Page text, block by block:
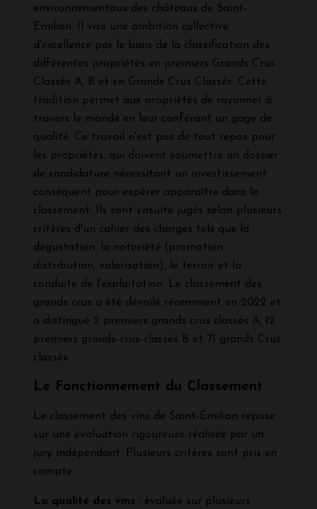
environnementaux des châteaux de Saint-
Emilion. Il vise une ambition collective
d'excellence par le biais de la classification des
différentes propriétés en premiers Grands Crus
Classés A, B et en Grands Crus Classés. Cette
tradition permet aux propriétés de rayonner à
travers le monde en leur conférant un gage de
qualité. Ce travail n'est pas de tout repos pour
les propriétés, qui doivent soumettre un dossier
de candidature nécessitant un investissement
conséquent pour espérer apparaître dans le
classement. Ils sont ensuite jugés selon plusieurs
critères d'un cahier des charges tels que la
dégustation, la notoriété (promotion,
distribution, valorisation), le terroir et la
conduite de l'exploitation. Le classement des
grands crus a été dévoilé récemment en 2022 et
a distingué 2 premiers grands crus classés A, 12
premiers grands crus classés B et 71 grands Crus
classés
Le Fonctionnement du Classement
Le classement des vins de Saint-Émilion repose
sur une évaluation rigoureuse réalisée par un
jury indépendant. Plusieurs critères sont pris en
compte :
La qualité des vins : évaluée sur plusieurs